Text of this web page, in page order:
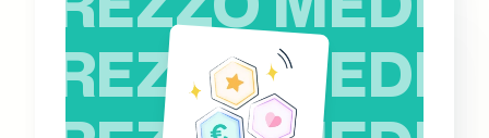
PREZZO MEDIO